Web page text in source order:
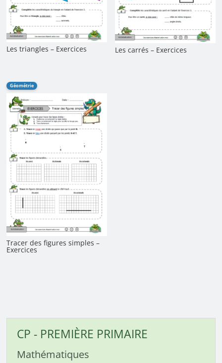
Les triangles – Exercices Les carrés – Exercices
Géométrie
Tracer des figures simples –
Exercices
CP - PREMIÈRE PRIMAIRE
Mathématiques